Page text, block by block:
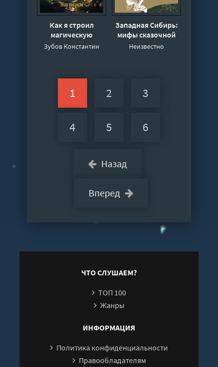
Как я строил
магическую
империю 5 -
Зубов Константин
Западная Сибирь:
мифы сказочной
тайги
Неизвестно
Назад
1 2 3
4 5 6
Вперед
ЧТО СЛУШАЕМ?
ТОП 100
Жанры
ИНФОРМАЦИЯ
Политика конфиденциальности
Правообладателям